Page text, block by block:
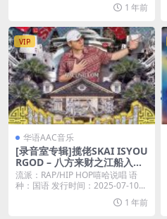
1 年前
VIP
华语AAC音乐
[录音室专辑]揽佬SKAI ISYOU
RGOD – 八方来财之江船入海
(2025) [iTunes Plus M4A]
流派：RAP/HIP HOP嘻哈说唱 语
种：国语 发行时间：2025-07-10...
1 年前